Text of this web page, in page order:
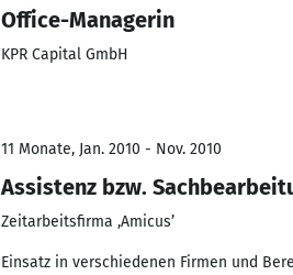
Office-Managerin
KPR Capital GmbH
11 Monate, Jan. 2010 - Nov. 2010
Assistenz bzw.
Zeitarbeitsfirma ‚Amicus’
Einsatz in verschiedenen Firmen und